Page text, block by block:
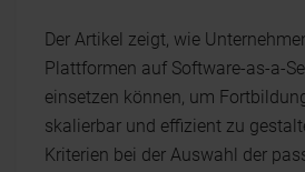
Der Artikel zeigt, wie
Plattformen auf Software-as-a-
einsetzen können, um
skalierbar und effizient zu
Kriterien bei der Auswahl der